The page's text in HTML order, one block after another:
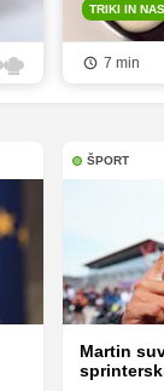
TRIKI IN
7 min
ŠPORT
Martin